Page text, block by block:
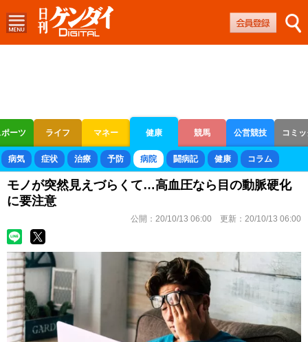
ーツ ライフ マネー 健康 競馬 公営競技 コミ
ボートレース 競輪 オートレース
病気 症状 治療 予防 病院 闘病記 健康 コラム
モノが突然見えづらくて…高血圧なら目の動脈硬化
に要注意
公開： 20/10/13 06:00 更新： 20/10/13 06:00